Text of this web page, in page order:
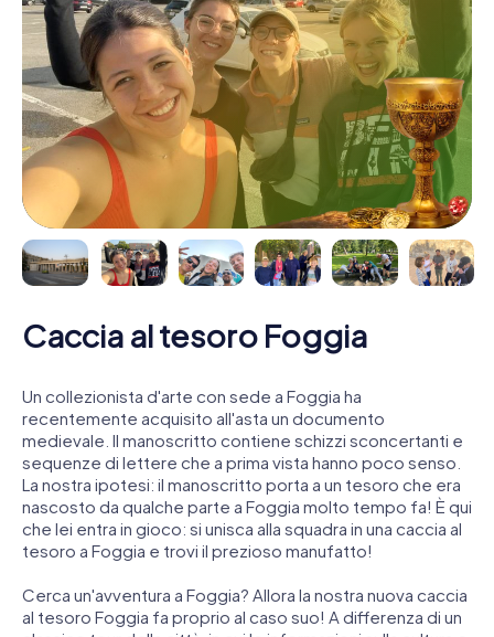
Caccia al tesoro Foggia
Un collezionista d'arte con sede a Foggia ha
recentemente acquisito all'asta un documento
medievale. Il manoscritto contiene schizzi sconcertanti e
sequenze di lettere che a prima vista hanno poco senso.
La nostra ipotesi: il manoscritto porta a un tesoro che era
nascosto da qualche parte a Foggia molto tempo fa! È qui
che lei entra in gioco: si unisca alla squadra in una caccia al
tesoro a Foggia e trovi il prezioso manufatto!
Cerca un'avventura a Foggia? Allora la nostra nuova caccia
al tesoro Foggia fa proprio al caso suo! A differenza di un